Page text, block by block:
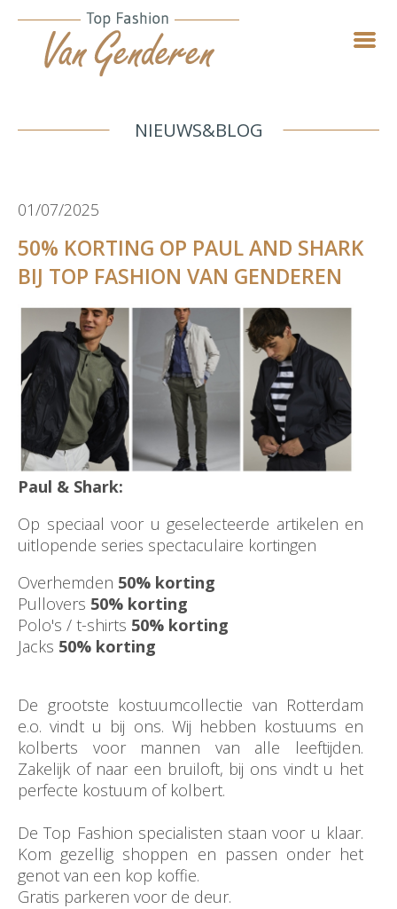
NIEUWS&BLOG
01/07/2025
50% KORTING OP PAUL AND SHARK
BIJ TOP FASHION VAN GENDEREN
Paul & Shark:
Op speciaal voor u geselecteerde artikelen en
uitlopende series spectaculaire kortingen
Overhemden 50% korting
Pullovers 50% korting
Polo's / t-shirts 50% korting
Jacks 50% korting
De grootste kostuumcollectie van Rotterdam
e.o. vindt u bij ons. Wij hebben kostuums en
kolberts voor mannen van alle leeftijden.
Zakelijk of naar een bruiloft, bij ons vindt u het
perfecte kostuum of kolbert.
De Top Fashion specialisten staan voor u klaar.
Kom gezellig shoppen en passen onder het
genot van een kop koffie.
Gratis parkeren voor de deur.